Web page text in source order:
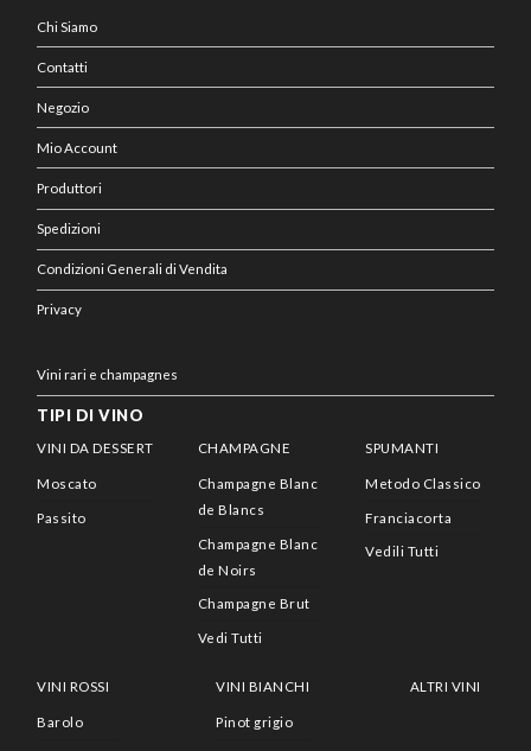
Chi Siamo
Contatti
Negozio
Mio Account
Produttori
Spedizioni
Condizioni Generali di Vendita
Privacy
Vini rari e champagnes
TIPI DI VINO
VINI DA DESSERT
Moscato
Passito
CHAMPAGNE
Champagne Blanc
de Blancs
Champagne Blanc
de Noirs
Champagne Brut
Vedi Tutti
SPUMANTI
Metodo Classico
Franciacorta
Vedili Tutti
VINI ROSSI
Barolo
VINI BIANCHI
Pinot grigio
ALTRI VINI